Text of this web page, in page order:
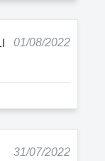
01/08/2022
31/07/2022